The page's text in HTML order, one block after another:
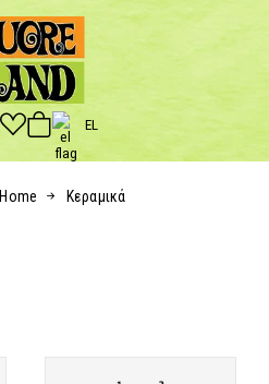
EL
Home Κεραμικά